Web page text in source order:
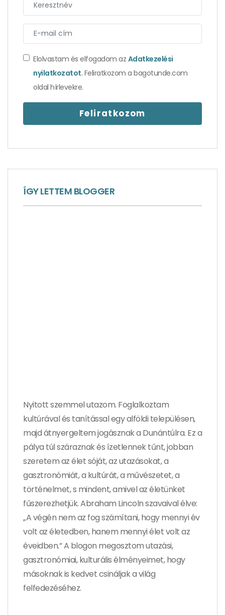
Csíp, de nélküle ízetlen lenne – isztambuli
Elolvastam és elfogadom az Adatkezelési
nyilatkozatot. Feliratkozom a bagotunde.com
oldal hírlevekre.
ÍGY LETTEM BLOGGER
Nyitott szemmel utazom. Foglalkoztam
kultúrával és tanítással egy alföldi településen,
majd átnyergeltem jogásznak a Dunántúlra. Ez a
pálya túl száraznak és ízetlennek tűnt, jobban
szeretem az élet sóját, az utazásokat, a
gasztronómiát, a kultúrát, a művészetet, a
történelmet, s mindent, amivel az életünket
fűszerezhetjük. Abraham Lincoln szavaival élve:
„A végén nem az fog számítani, hogy mennyi év
volt az életedben, hanem mennyi élet volt az
éveidben.” A blogon megosztom utazási,
gasztronómiai, kulturális élményeimet, hogy
másoknak is kedvet csináljak a világ
felfedezéséhez.